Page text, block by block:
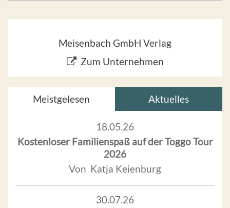
Meisenbach GmbH Verlag
Zum Unternehmen
Meistgelesen Aktuelles
18.05.26
Kostenloser Familienspaß auf der Toggo Tour
2026
Von Katja Keienburg
30.07.26